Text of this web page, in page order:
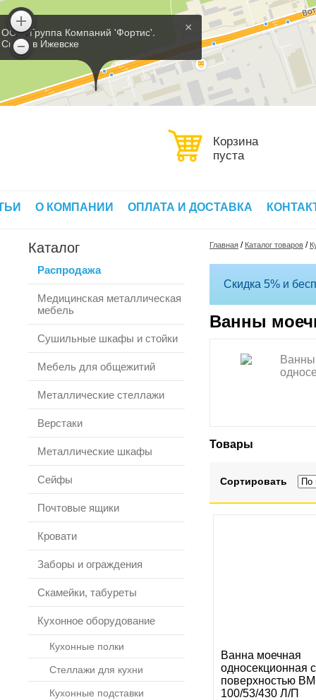
×
ООО 'Группа Компаний 'Фортис'.
Склад в Ижевске
Корзина
пуста
О КОМПАНИИ ОПЛАТА И ДОСТАВКА
Каталог
Распродажа
Медицинская металлическая
мебель
Сушильные шкафы и стойки
Мебель для общежитий
Металлические стеллажи
Верстаки
Металлические шкафы
Сейфы
Почтовые ящики
Кровати
Заборы и ограждения
Скамейки, табуреты
Кухонное оборудование
Кухонные полки
Стеллажи для кухни
Кухонные подставки
Главная / Каталог товаров /
Скидка 5% и
Ванны
Товары
Сортировать
Ванна моечная
односекционная
поверхностью
100/53/430 Л/П